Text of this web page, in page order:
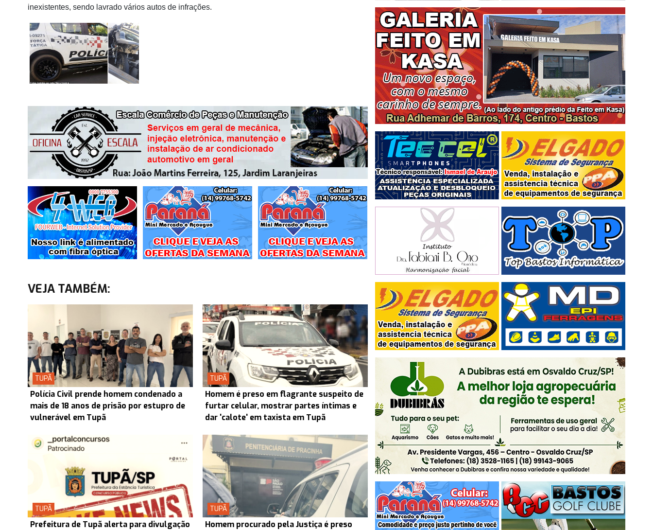
inexistentes, sendo lavrado vários autos de infrações.
VEJA TAMBÉM:
TUPÃ
Polícia Civil prende homem condenado a
mais de 18 anos de prisão por estupro de
vulnerável em Tupã
TUPÃ
Homem é preso em flagrante suspeito de
furtar celular, mostrar partes íntimas e
dar 'calote' em taxista em Tupã
TUPÃ
Prefeitura de Tupã alerta para divulgação
TUPÃ
Homem procurado pela Justiça é preso